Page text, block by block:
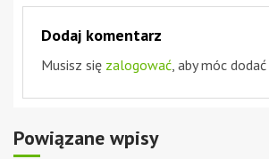
Dodaj komentarz
Musisz się zalogować, aby móc
Powiązane wpisy